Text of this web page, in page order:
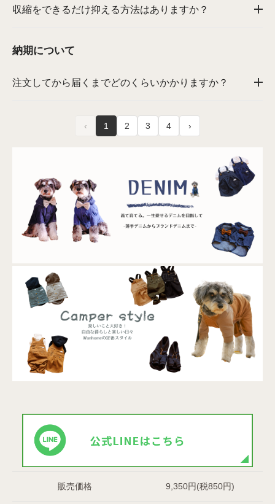
収縮をできるだけ抑える方法はありますか？
納期について
注文してから届くまでどのくらいかかりますか？
‹ 1 2 3 4 ›
販売価格 9,350円(税850円)